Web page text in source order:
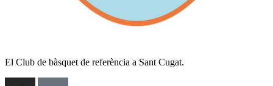
El Club de bàsquet de referència a Sant Cugat.